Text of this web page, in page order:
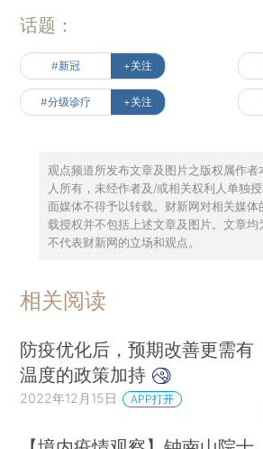
话题：
#新冠 +关注
#分级诊疗 +关注
观点频道所发布文章及图片之版权属作者
人所有，未经作者及/或相关权利人单独
面媒体不得予以转载。财新网对相关媒体
载授权并不包括上述文章及图片。文章均
不代表财新网的立场和观点。
相关阅读
防疫优化后，预期改善更需有
温度的政策加持
2022年12月15日 APP打开